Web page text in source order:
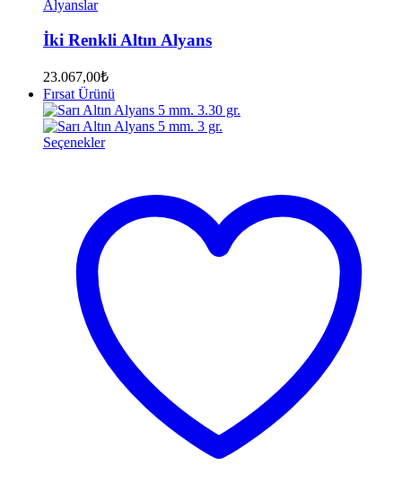
Alyanslar
İki Renkli Altın Alyans
23.067,00₺
Fırsat Ürünü
Seçenekler